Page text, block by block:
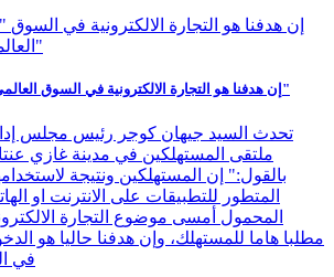
" إن هدفنا هو التجارة الالكترونية في السوق العالمي"
تحدث السيد جيهان كوجر رئيس مجلس
ملتقى المستهلكين في مدينة غازي
بالقول:" إن المستهلكين ونتيجة
المتطور للتطبيقات على الانترنت او
المحمول أمسى موضوع التجارة
مطلبا هاما للمستهلك، وإن هدفنا حاليا هو
في